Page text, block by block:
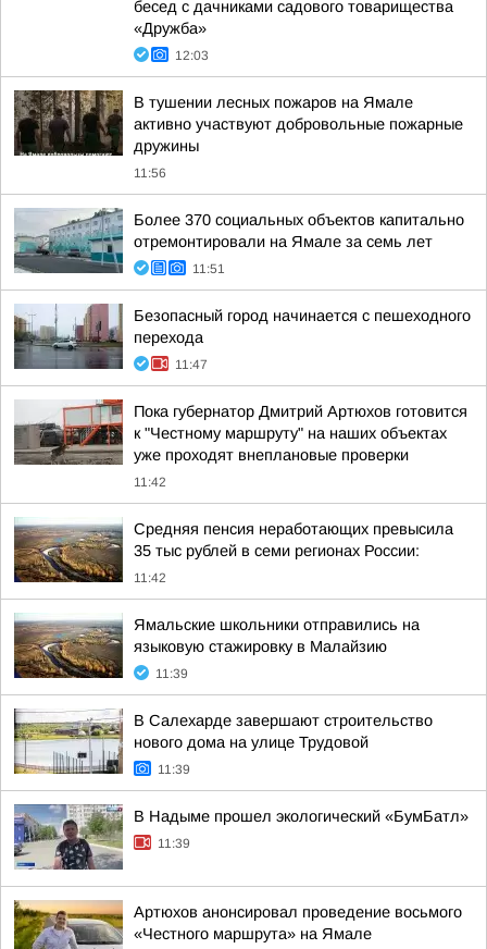
бесед с дачниками садового товарищества
«Дружба»
12:03
В тушении лесных пожаров на Ямале
активно участвуют добровольные пожарные
дружины
11:56
Более 370 социальных объектов капитально
отремонтировали на Ямале за семь лет
11:51
Безопасный город начинается с пешеходного
перехода
11:47
Пока губернатор Дмитрий Артюхов готовится
к "Честному маршруту" на наших объектах
уже проходят внеплановые проверки
11:42
Средняя пенсия неработающих превысила
35 тыс рублей в семи регионах России:
11:42
Ямальские школьники отправились на
языковую стажировку в Малайзию
11:39
В Салехарде завершают строительство
нового дома на улице Трудовой
11:39
В Надыме прошел экологический «БумБатл»
11:39
Артюхов анонсировал проведение восьмого
«Честного маршрута» на Ямале